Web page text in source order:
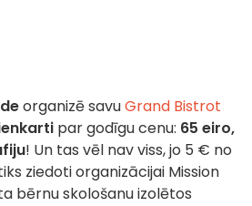
organizē savuGrand Bistrot
par godīgu cenu: 65 eiro,
! Un tas vēl nav viss, jo 5 € no
ziedoti organizācijai Mission
bērnu skološanu izolētos